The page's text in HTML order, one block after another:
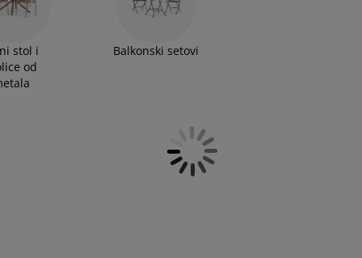
stol i
od
Balkonski setovi